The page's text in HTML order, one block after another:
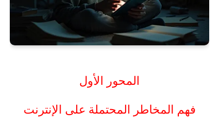
المحور الأول
فهم المخاطر المحتملة على الإنترنت